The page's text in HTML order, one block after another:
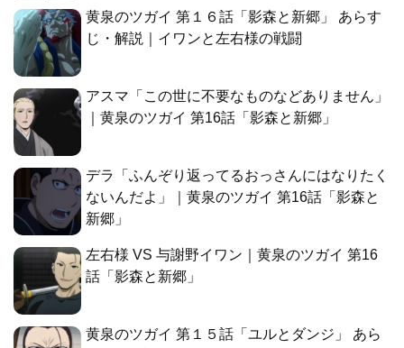
黄泉のツガイ 第１６話「影森と新郷」 あらす
じ・解説｜イワンと左右様の戦闘
アスマ「この世に不要なものなどありません」
｜黄泉のツガイ 第16話「影森と新郷」
デラ「ふんぞり返ってるおっさんにはなりたく
ないんだよ」｜黄泉のツガイ 第16話「影森と
新郷」
左右様 VS 与謝野イワン｜黄泉のツガイ 第16
話「影森と新郷」
黄泉のツガイ 第１５話「ユルとダンジ」 あら